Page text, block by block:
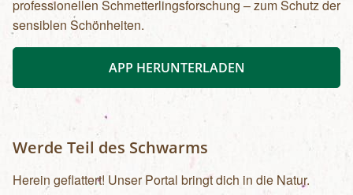
professionellen Schmetterlingsforschung – zum Schutz der
sensiblen Schönheiten.
APP HERUNTERLADEN
Werde Teil des Schwarms
Herein geflattert! Unser Portal bringt dich in die Natur.